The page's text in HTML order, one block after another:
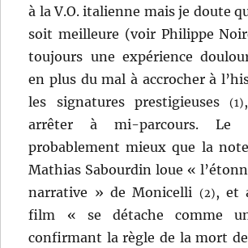
à la V.O. italienne mais je doute
soit meilleure (voir Philippe
toujours une expérience
en plus du mal à accrocher à
les signatures prestigieuses(1)
arrêter à mi-parcours. Le
probablement mieux que la
Mathias Sabourdin loue «
narrative » de Monicelli (2), et
film « se détache comme
confirmant la règle de la mort